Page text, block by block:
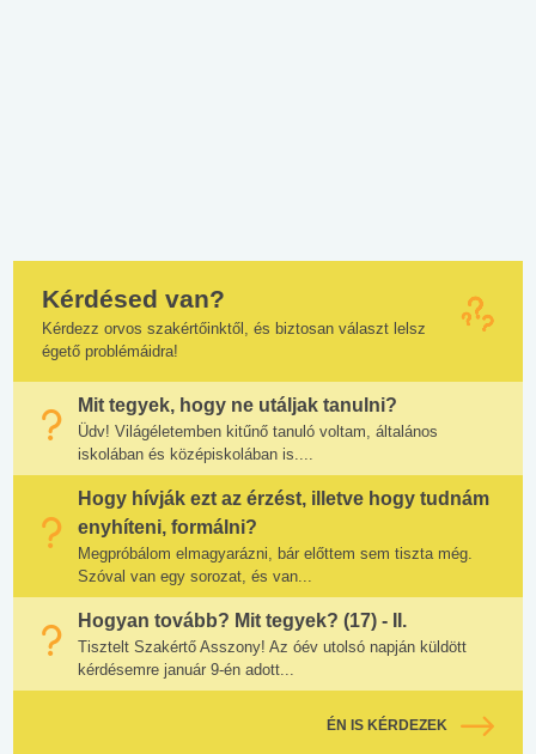
Kérdésed van?
Kérdezz orvos szakértőinktől, és biztosan választ lelsz
égető problémáidra!
Mit tegyek, hogy ne utáljak tanulni?
Üdv! Világéletemben kitűnő tanuló voltam, általános
iskolában és középiskolában is....
Hogy hívják ezt az érzést, illetve hogy tudnám
enyhíteni, formálni?
Megpróbálom elmagyarázni, bár előttem sem tiszta még.
Szóval van egy sorozat, és van...
Hogyan tovább? Mit tegyek? (17) - II.
Tisztelt Szakértő Asszony! Az óév utolsó napján küldött
kérdésemre január 9-én adott...
ÉN IS KÉRDEZEK